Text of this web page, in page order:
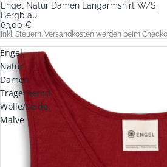
Engel Natur Damen Langarmshirt W/S,
Bergblau
63,00 €
Inkl. Steuern. Versandkosten werden beim
Engel
Natur
Damen
Trägerhemd
Wolle/Seide,
Malve